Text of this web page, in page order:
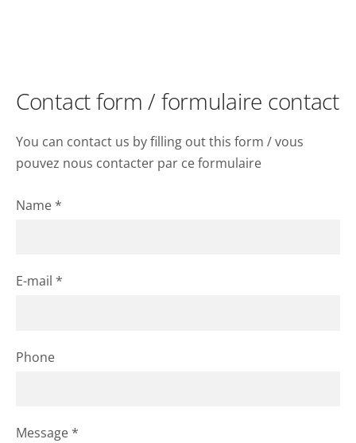
Contact form / formulaire contact
You can contact us by filling out this form / vous
pouvez nous contacter par ce formulaire
Name *
E-mail *
Phone
Message *